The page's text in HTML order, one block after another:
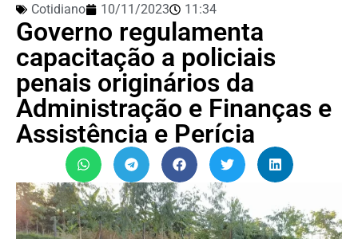
Cotidiano 10/11/2023 11:34
Governo regulamenta
capacitação a policiais
penais originários da
Administração e Finanças e
Assistência e Perícia